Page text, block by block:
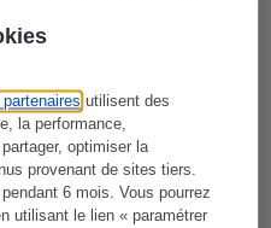
partenaires utilisent des
la performance,
optimiser la
provenant de sites tiers.
6 mois. Vous pourrez
utilisant le lien « paramétrer